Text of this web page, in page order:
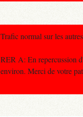
Trafic normal sur les
RER A: En repercussion
environ. Merci de votre